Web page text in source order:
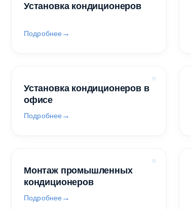
Установка кондиционеров
Подробнее
Установка кондиционеров в
офисе
Подробнее
Монтаж промышленных
кондиционеров
Подробнее